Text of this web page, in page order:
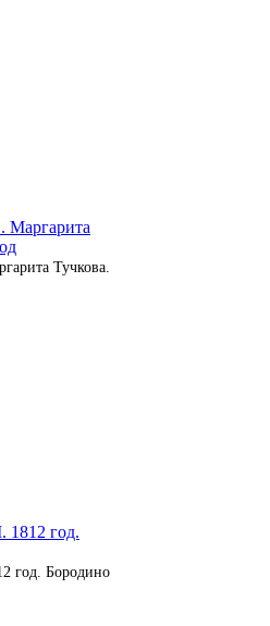
Тучкова.
год. Бородино